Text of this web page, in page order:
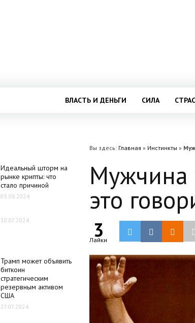
ВЛАСТЬ И ДЕНЬГИ СИЛА
Идеальный шторм на
рынке крипты: что
стало причиной
05.08.2024
30.07.2024
Трамп может объявить
биткоин
стратегическим
резервным активом
США
27.07.2024
Вы здесь: Главная » Инстинкты »
Мужчина
это
3
Лайки